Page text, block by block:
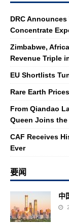
DRC
Concentrate
Zimbabwe,
Revenue Triple
EU Shortlists
Rare Earth
From Qiandao
Queen Joins the
CAF Receives
Ever
要闻
中